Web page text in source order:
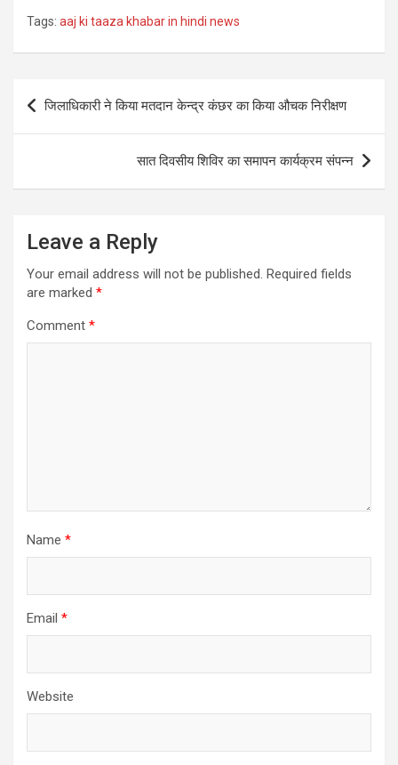
Tags: aaj ki taaza khabar in hindi news
Post
navigation
जिलाधिकारी ने किया मतदान केन्द्र कंछर का किया औचक निरीक्षण
सात दिवसीय शिविर का समापन कार्यक्रम संपन्न
Leave a Reply
Your email address will not be published. Required fields
are marked *
Comment *
Name *
Email *
Website